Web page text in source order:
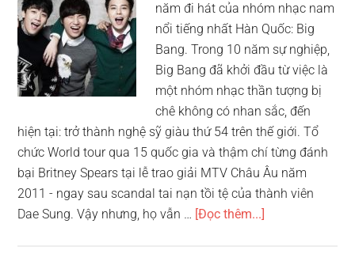
tại
Việt
Nam
năm đi hát của nhóm nhạc nam
nổi tiếng nhất Hàn Quốc: Big
Bang. Trong 10 năm sự nghiệp,
Big Bang đã khởi đầu từ việc là
một nhóm nhạc thần tượng bị
chê không có nhan sắc, đến
hiện tại: trở thành nghệ sỹ giàu thứ 54 trên thế giới. Tổ
chức World tour qua 15 quốc gia và thậm chí từng đánh
bại Britney Spears tại lễ trao giải MTV Châu Âu năm
2011 - ngay sau scandal tai nạn tồi tệ của thành viên
Dae Sung. Vậy nhưng, họ vẫn … [Đọc thêm...]